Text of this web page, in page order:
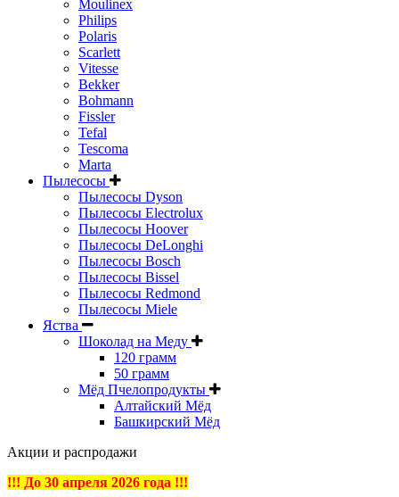
Moulinex
Philips
Polaris
Scarlett
Vitesse
Bekker
Bohmann
Fissler
Tefal
Tescoma
Marta
Пылесосы
Пылесосы Dyson
Пылесосы Electrolux
Пылесосы Hoover
Пылесосы DeLonghi
Пылесосы Bosch
Пылесосы Bissel
Пылесосы Redmond
Пылесосы Miele
Яства
Шоколад на Меду
120 грамм
50 грамм
Мёд Пчелопродукты
Алтайский Мёд
Башкирский Мёд
Акции и распродажи
!!! До 30 апреля 2026 года !!!